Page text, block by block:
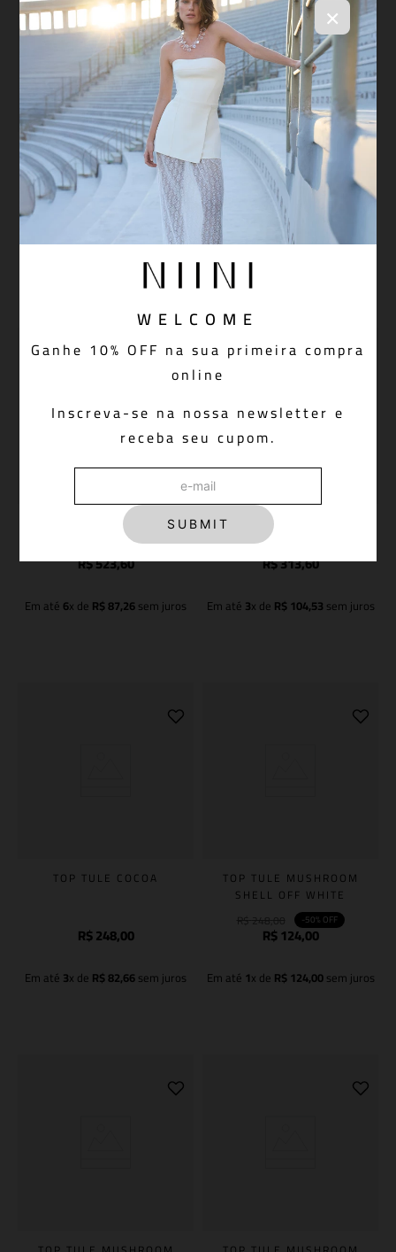
×
WELCOME
Ganhe 10% OFF na sua primeira compra
online
Inscreva-se na nossa newsletter e
receba seu cupom.
SUBMIT
CALÇA CHARLIE DENIM
BLUE
R$698
Em até6x deR$81,43sem juros
Adicionar à sacola
BLUSA TULE COCOA
348
Em até4x deR$87,00sem juros
Adicionar à sacola
MOLETOM SKI CLUB BROWN
OFF
R$523,60
Em até 6x de R$87,26sem juros
T-SHIRT SKI CLUB SOLEIL
R$448
R$313,60
Em até 3x de R$104,53 sem juros
TOP TULE COCOA
R$248,00
Em até 3x de R$82,66sem juros
TOP TULE MUSHROOM
SHELL OFF WHITE
-50% OFF
R$124,00
Em até 1x de R$124,00sem juros